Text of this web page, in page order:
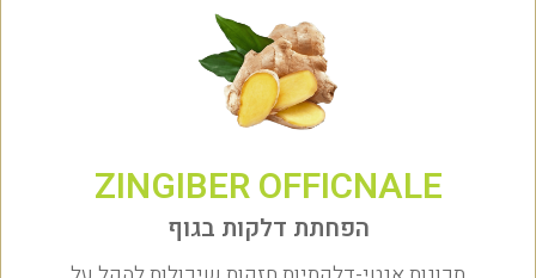
ZINGIBER OFFICNALE
הפחתת דלקות בגוף